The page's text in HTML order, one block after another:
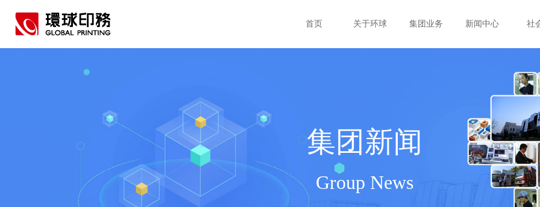
首页 关于环球 集团业务 新闻中心 社
集团新闻
Group News